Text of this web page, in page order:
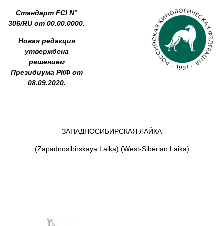
Стандарт FCI N°
306/RU от 00.00.0000.
Новая редакция
утверждена
решением
Президиума РКФ от
08.09.2020.
ЗАПАДНОСИБИРСКАЯ ЛАЙКА
(Zapadnosibirskaya Laika) (West-Siberian Laika)